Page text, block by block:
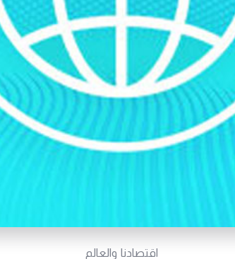
اقتصادنا والعالم